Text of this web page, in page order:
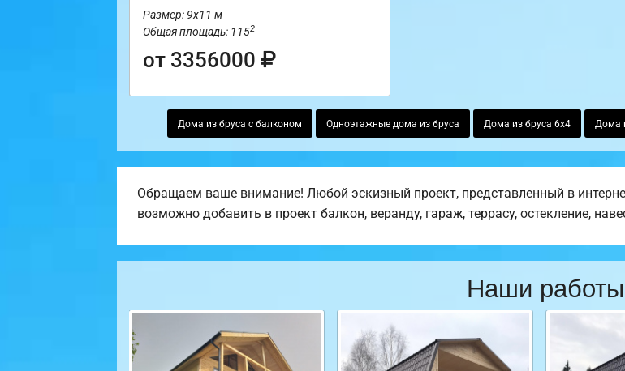
Размер: 9х11 м
Общая площадь: 1152
от 3356000
Дома из бруса с балконом Одноэтажные дома из бруса Дома из бруса 6х4 Дома
Обращаем ваше внимание! Любой эскизный проект, представленный в
возможно добавить в проект балкон, веранду, гараж, террасу, остекление,
Наши работы